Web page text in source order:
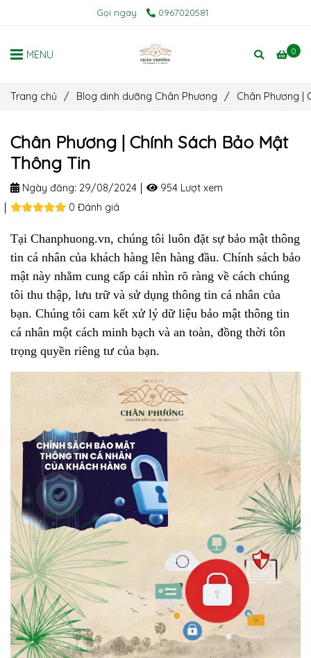
Gọi ngay 0967020581
0
MENU
Trang chủ / Blog dinh dưỡng Chân Phương / Chân Phương |
Chân Phương | Chính Sách Bảo Mật
Thông Tin
Ngày đăng: 29/08/2024
954 Lượt xem
0 Đánh giá
Tại Chanphuong.vn, chúng tôi luôn đặt sự bảo mật thông
tin cá nhân của khách hàng lên hàng đầu. Chính sách bảo
mật này nhằm cung cấp cái nhìn rõ ràng về cách chúng
tôi thu thập, lưu trữ và sử dụng thông tin cá nhân của
bạn. Chúng tôi cam kết xử lý dữ liệu bảo mật thông tin
cá nhân một cách minh bạch và an toàn, đồng thời tôn
trọng quyền riêng tư của bạn.